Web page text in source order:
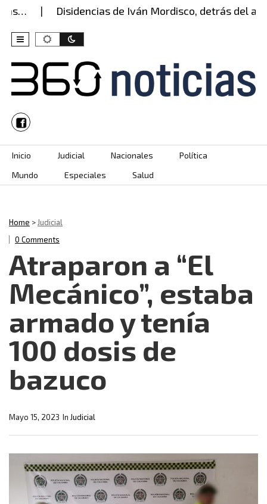
Disidencias de Iván Mordisco, detrás del
Skip to content
Inicio Judicial Nacionales
Política
Mundo
Especiales Salud
Home >Judicial
0 Comments
Atraparon a “El
Mecánico”, estaba
armado y tenía
100 dosis de
bazuco
In Judicial
Mayo 15, 2023